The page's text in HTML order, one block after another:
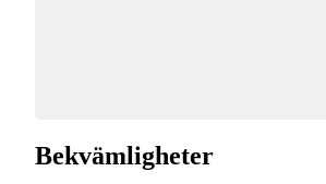
Bekvämligheter